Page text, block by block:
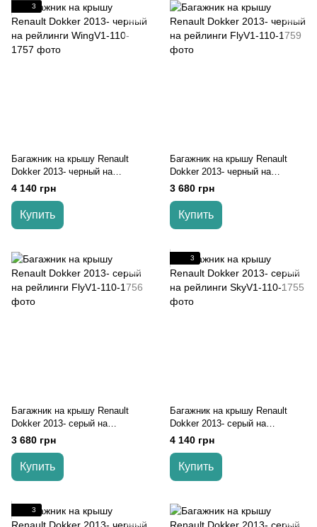
3
Багажник на крышу Renault
Dokker 2013- черный на
рейлинги
4 140 грн
Купить
Багажник на крышу Renault
Dokker 2013- черный на
рейлинги
3 680 грн
Купить
Багажник на крышу Renault
Dokker 2013- серый на
рейлинги
3 680 грн
Купить
3
Багажник на крышу Renault
Dokker 2013- серый на
рейлинги
4 140 грн
Купить
3